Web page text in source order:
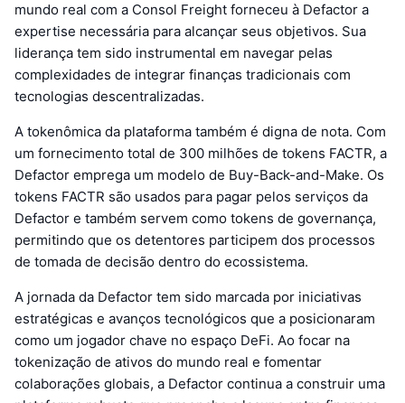
mundo real com a Consol Freight forneceu à Defactor a
expertise necessária para alcançar seus objetivos. Sua
liderança tem sido instrumental em navegar pelas
complexidades de integrar finanças tradicionais com
tecnologias descentralizadas.
A tokenômica da plataforma também é digna de nota. Com
um fornecimento total de 300 milhões de tokens FACTR, a
Defactor emprega um modelo de Buy-Back-and-Make. Os
tokens FACTR são usados para pagar pelos serviços da
Defactor e também servem como tokens de governança,
permitindo que os detentores participem dos processos
de tomada de decisão dentro do ecossistema.
A jornada da Defactor tem sido marcada por iniciativas
estratégicas e avanços tecnológicos que a posicionaram
como um jogador chave no espaço DeFi. Ao focar na
tokenização de ativos do mundo real e fomentar
colaborações globais, a Defactor continua a construir uma